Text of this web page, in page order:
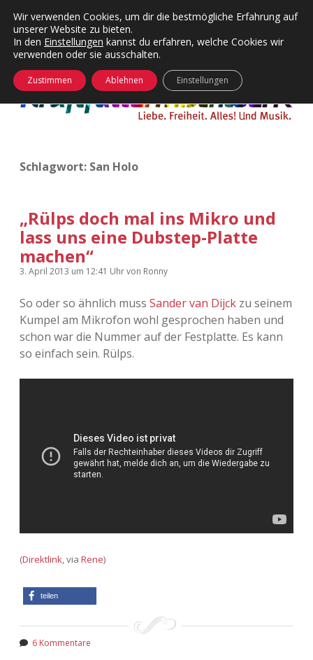
Kategorien
Menü
24 Hours Chilling
Die Wende
KFMW-Disco
Kopfkinomusik
Nur mal so
Täglicher Sinnwahn
Visuelles
KFMW-Disco
Dates
Contact
Menü
öffnen
Adventskalender 2010
Adventskalender 2011
Adventskalender 2012
Adventskalender 2013
Adventskalender 2016
Adventskalender 2017
Adventskalender 2019
Adventskalender 2022
facebook
instagram
rss soundcloud
vimeoBluesky
öffnen
Schlagwort: San Holo
„Rülps doch mal ins Mikro und
lass uns eine Dubstep-Platte
machen“
3. April 2013 um 12:41 Uhrvon Ronny
So oder so ähnlich muss Sander van Dijck zu seinem
Kumpel am Mikrofon wohl gesprochen haben und
schon war die Nummer auf der Festplatte. Es kann
so einfach sein. Rülps.
(Direktlink, via Rene)
teilen
6 Kommentare
Wir verwenden Cookies, um dir die bestmögliche Erfahrung auf
unserer Website zu bieten.
In den Einstellungen kannst du erfahren, welche Cookies wir
verwenden oder sie ausschalten.
Zustimmen Ablehnen Einstellungen